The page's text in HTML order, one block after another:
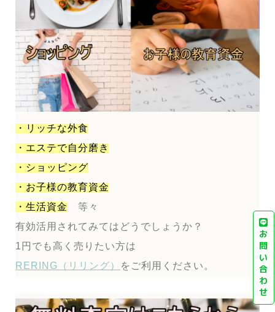
・リッチな外食
・エステで自分磨き
・ショッピング
・お子様の教育資金
・生活資金
等々
有効活用されてみてはどうでしょうか？
1円でも高く売りたい方は
RERING（リリング）
をご利用ください。
お
問
い
合
わ
せ